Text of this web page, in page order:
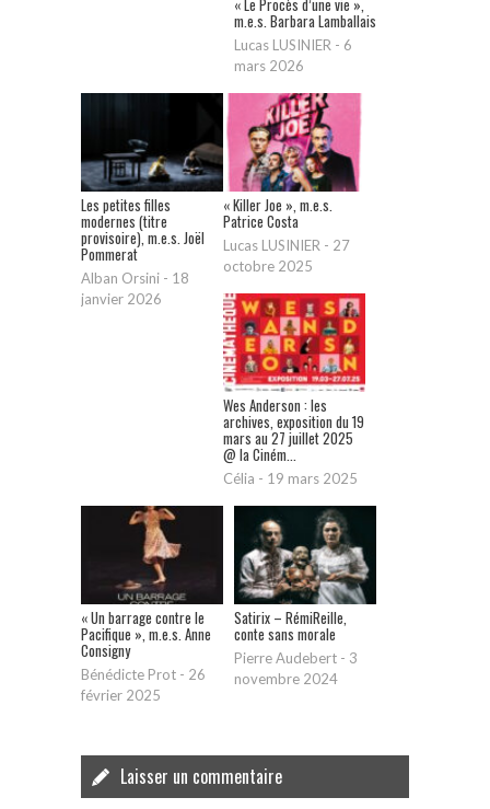
m.e.s. Barbara Lamballais
Lucas LUSINIER - 6
mars 2026
Les petites filles
modernes (titre
provisoire), m.e.s. Joël
Pommerat
Alban Orsini - 18
janvier 2026
« Killer Joe », m.e.s.
Patrice Costa
Lucas LUSINIER - 27
octobre 2025
Wes Anderson : les
archives, exposition du 19
mars au 27 juillet 2025
@ la Ciném...
Célia - 19 mars 2025
« Un barrage contre le
Pacifique », m.e.s. Anne
Consigny
Bénédicte Prot - 26
février 2025
Satirix – RémiReille,
conte sans morale
Pierre Audebert - 3
novembre 2024
Laisser un commentaire